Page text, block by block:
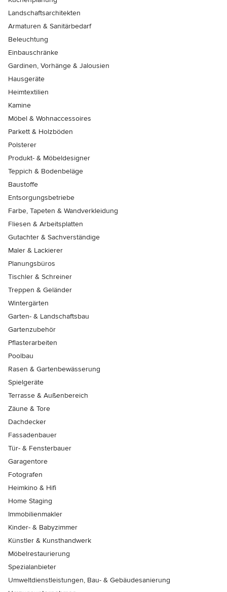
Landschaftsarchitekten
Armaturen & Sanitärbedarf
Beleuchtung
Einbauschränke
Gardinen, Vorhänge & Jalousien
Hausgeräte
Heimtextilien
Kamine
Möbel & Wohnaccessoires
Parkett & Holzböden
Polsterer
Produkt- & Möbeldesigner
Teppich & Bodenbeläge
Baustoffe
Entsorgungsbetriebe
Farbe, Tapeten & Wandverkleidung
Fliesen & Arbeitsplatten
Gutachter & Sachverständige
Maler & Lackierer
Planungsbüros
Tischler & Schreiner
Treppen & Geländer
Wintergärten
Garten- & Landschaftsbau
Gartenzubehör
Pflasterarbeiten
Poolbau
Rasen & Gartenbewässerung
Spielgeräte
Terrasse & Außenbereich
Zäune & Tore
Dachdecker
Fassadenbauer
Tür- & Fensterbauer
Garagentore
Fotografen
Heimkino & Hifi
Home Staging
Immobilienmakler
Kinder- & Babyzimmer
Künstler & Kunsthandwerk
Möbelrestaurierung
Spezialanbieter
Umweltdienstleistungen, Bau- & Gebäudesanierung